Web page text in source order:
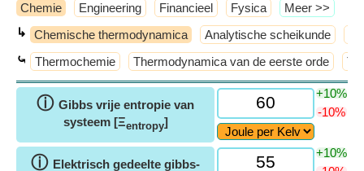
Chemie Engineering Financieel Fysica ​Meer >>
↳ Chemische thermodynamica Analytische scheikunde
⤿ Thermochemie Thermodynamica van de eerste orde
ⓘ Gibbs vrije entropie van
systeem [Ξentropy]
+10%
-10%
ⓘ Elektrisch gedeelte gibbs-
+10%